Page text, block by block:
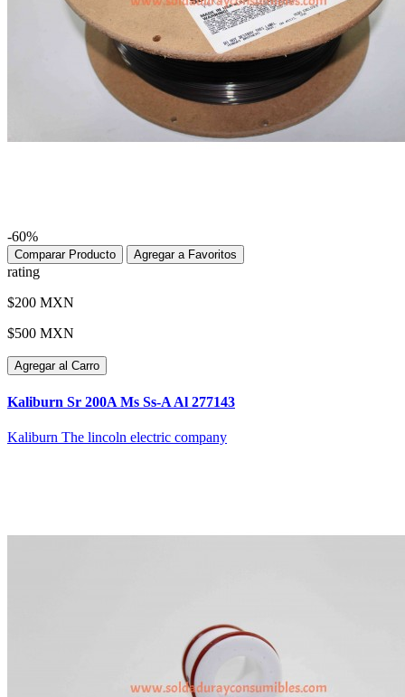
-60%
Comparar Producto Agregar a Favoritos
rating
$200 MXN
$500 MXN
Agregar al Carro
Kaliburn Sr 200A Ms Ss-A Al 277143
Kaliburn The lincoln electric company